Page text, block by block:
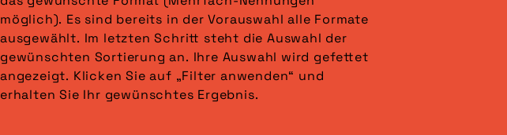
erhalten Sie Ihr gewünschtes Ergebnis.